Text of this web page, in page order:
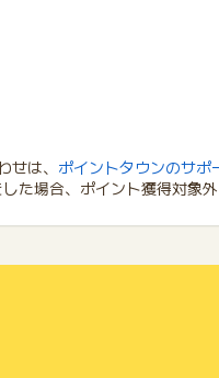
は、 ポイントタウンのサポ
た場合、ポイント獲得対象